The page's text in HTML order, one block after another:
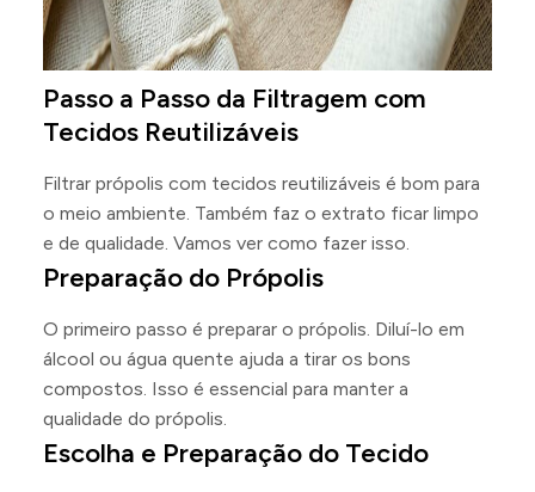
Passo a Passo da Filtragem com
Tecidos Reutilizáveis
Filtrar própolis com tecidos reutilizáveis é bom para
o meio ambiente. Também faz o extrato ficar limpo
e de qualidade. Vamos ver como fazer isso.
Preparação do Própolis
O primeiro passo é preparar o própolis. Diluí-lo em
álcool ou água quente ajuda a tirar os bons
compostos. Isso é essencial para manter a
qualidade do própolis.
Escolha e Preparação do Tecido